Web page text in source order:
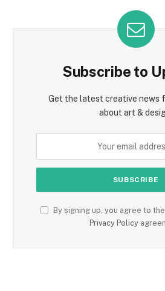
Subscribe to
Get the latest creative news
about art &
By signing up, you agree to
Privacy Policy